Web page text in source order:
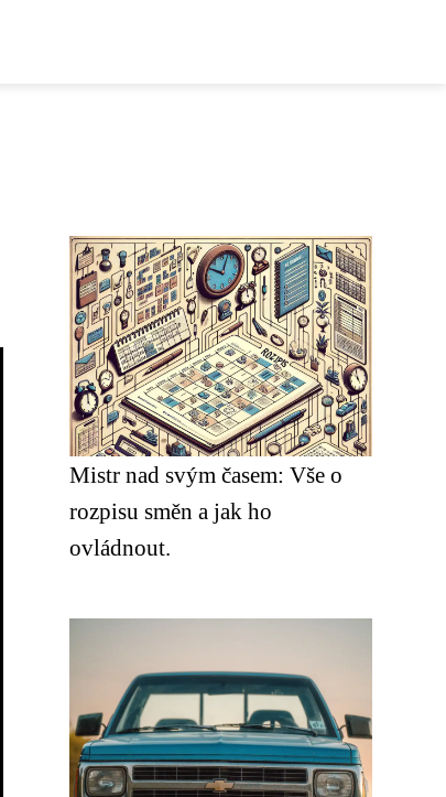
Mistr nad svým časem: Vše o
rozpisu směn a jak ho
ovládnout.